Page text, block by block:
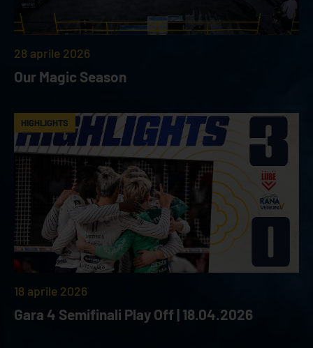
28 aprile 2026
Our Magic Season
HIGHLIGHTS
18 aprile 2026
Gara 4 Semifinali Play Off | 18.04.2026